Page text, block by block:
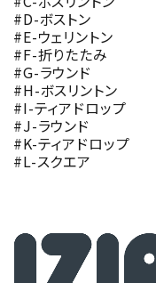
#D-ボストン
#E-ウェリントン
#F-折りたたみ
#G-ラウンド
#H-ボスリントン
#I-ティアドロップ
#J-ラウンド
#K-ティアドロップ
#L-スクエア